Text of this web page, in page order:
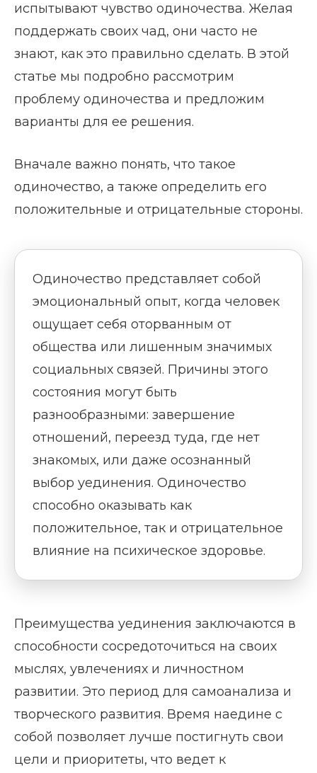
испытывают чувство одиночества. Желая
поддержать своих чад, они часто не
знают, как это правильно сделать. В этой
статье мы подробно рассмотрим
проблему одиночества и предложим
варианты для ее решения.
Вначале важно понять, что такое
одиночество, а также определить его
положительные и отрицательные стороны.
Одиночество представляет собой
эмоциональный опыт, когда человек
ощущает себя оторванным от
общества или лишенным значимых
социальных связей. Причины этого
состояния могут быть
разнообразными: завершение
отношений, переезд туда, где нет
знакомых, или даже осознанный
выбор уединения. Одиночество
способно оказывать как
положительное, так и отрицательное
влияние на психическое здоровье.
Преимущества уединения заключаются в
способности сосредоточиться на своих
мыслях, увлечениях и личностном
развитии. Это период для самоанализа и
творческого развития. Время наедине с
собой позволяет лучше постигнуть свои
цели и приоритеты, что ведет к